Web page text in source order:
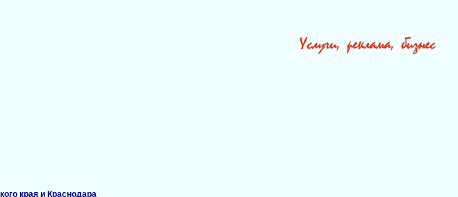
края и Краснодара